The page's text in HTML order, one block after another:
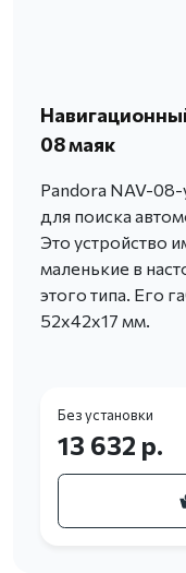
08 маяк
Pandora NAV-08-
для поиска
Это устройство
маленькие в
этого типа. Его
52х42х17 мм.
Без установки
13 632 р.